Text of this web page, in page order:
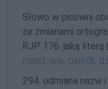
Słowo w pisowni
ze zmianami
RJP 176. jaką literą
miast, wsi, osiedli,
294. odmiana nazw